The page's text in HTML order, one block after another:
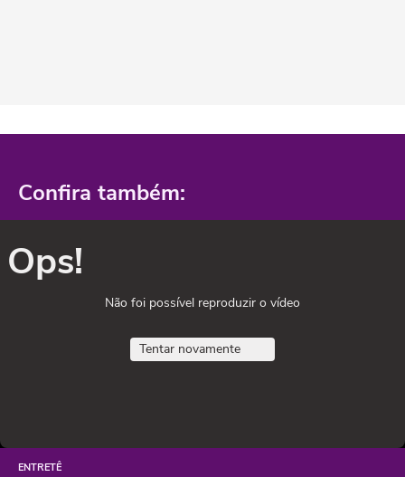
Confira também:
Ops!
Não foi possível reproduzir o vídeo
Tentar novamente
ENTRETÊ